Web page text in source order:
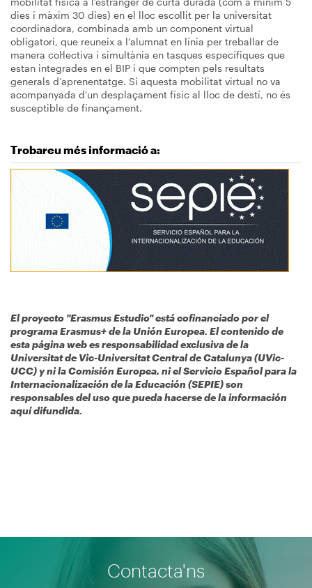
dies i màxim 30 dies) en el lloc escollit per la universitat
coordinadora, combinada amb un component virtual
obligatori, que reuneix a l’alumnat en línia per treballar de
manera col·lectiva i simultània en tasques específiques que
estan integrades en el BIP i que compten pels resultats
generals d’aprenentatge. Si aquesta mobilitat virtual no va
acompanyada d'un desplaçament físic al lloc de destí, no és
susceptible de finançament.
Trobareu més informació a:
Imagen
El proyecto "Erasmus Estudio" está cofinanciado por el
programa Erasmus+ de la Unión Europea. El contenido de
esta página web es responsabilidad exclusiva de la
Universitat de Vic-Universitat Central de Catalunya (UVic-
UCC) y ni la Comisión Europea, ni el Servicio Español para la
Internacionalización de la Educación (SEPIE) son
responsables del uso que pueda hacerse de la información
aquí difundida.
Contacta'ns